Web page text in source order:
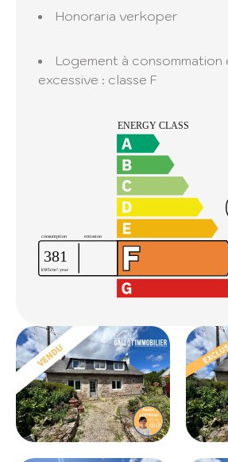
Honoraria verkoper
Logement à
excessive : classe F